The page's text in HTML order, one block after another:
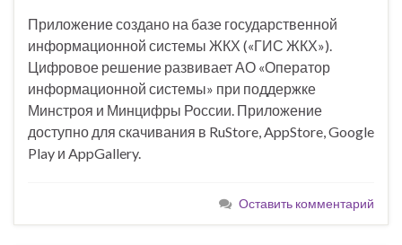
Приложение создано на базе государственной
информационной системы ЖКХ («ГИС ЖКХ»).
Цифровое решение развивает АО «Оператор
информационной системы» при поддержке
Минстроя и Минцифры России. Приложение
доступно для скачивания в RuStore, AppStore, Google
Play и AppGallery.
Оставить комментарий